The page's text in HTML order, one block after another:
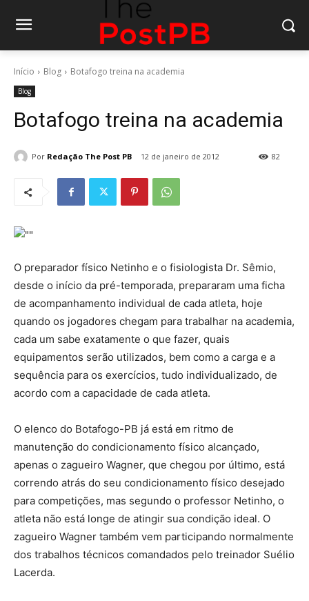
Início Blog Botafogo treina na academia
Blog
Botafogo treina na academia
Por Redação The Post PB 12 de janeiro de 2012 82
O preparador físico Netinho e o fisiologista Dr. Sêmio,
desde o início da pré-temporada, prepararam uma ficha
de acompanhamento individual de cada atleta, hoje
quando os jogadores chegam para trabalhar na academia,
cada um sabe exatamente o que fazer, quais
equipamentos serão utilizados, bem como a carga e a
sequência para os exercícios, tudo individualizado, de
acordo com a capacidade de cada atleta.
O elenco do Botafogo-PB já está em ritmo de
manutenção do condicionamento físico alcançado,
apenas o zagueiro Wagner, que chegou por último, está
correndo atrás do seu condicionamento físico desejado
para competições, mas segundo o professor Netinho, o
atleta não está longe de atingir sua condição ideal. O
zagueiro Wagner também vem participando normalmente
dos trabalhos técnicos comandados pelo treinador Suélio
Lacerda.